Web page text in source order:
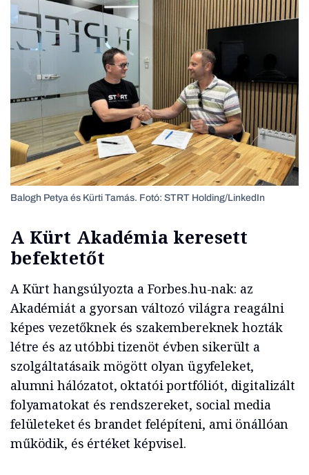
Balogh Petya és Kürti Tamás. Fotó: STRT Holding/LinkedIn
A Kürt Akadémia keresett
befektetőt
A Kürt hangsúlyozta a Forbes.hu-nak: az
Akadémiát a gyorsan változó világra reagálni
képes vezetőknek és szakembereknek hozták
létre és az utóbbi tizenöt évben sikerült a
szolgáltatásaik mögött olyan ügyfeleket,
alumni hálózatot, oktatói portfóliót, digitalizált
folyamatokat és rendszereket, social media
felületeket és brandet felépíteni, ami önállóan
működik, és értéket képvisel.